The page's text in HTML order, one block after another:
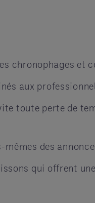
chronophages et
aux
toute perte de
des
qui offrent